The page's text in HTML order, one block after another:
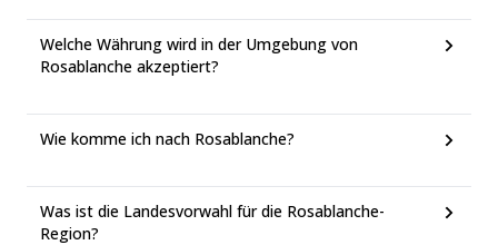
Welche Währung wird in der Umgebung von
Rosablanche akzeptiert?
Wie komme ich nach Rosablanche?
Was ist die Landesvorwahl für die Rosablanche-
Region?